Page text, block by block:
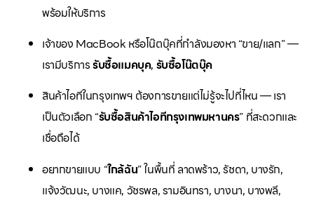
พร้อมให้บริการ
เจ้าของ MacBook หรือโน๊ตบุ๊คที่กำลังมองหา “ขาย/แลก” —
เรามีบริการรับซื้อแมคบุค, รับซื้อโน๊ตบุ๊ค
สินค้าไอทีในกรุงเทพฯ ต้องการขายแต่ไม่รู้จะไปที่ไหน — เรา
เป็นตัวเลือก “รับซื้อสินค้าไอทีกรุงเทพมหานคร” ที่สะดวกและ
เชื่อถือได้
อยากขายแบบ “ใกล้ฉัน” ในพื้นที่ ลาดพร้าว, รัชดา, บางรัก,
แจ้งวัฒนะ, บางแค, วัชรพล, รามอินทรา, บางนา, บางพลี,